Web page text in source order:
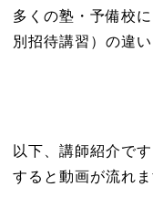
多くの塾・予備校
別招待講習）の違い
以下、講師紹介で
すると動画が流れま